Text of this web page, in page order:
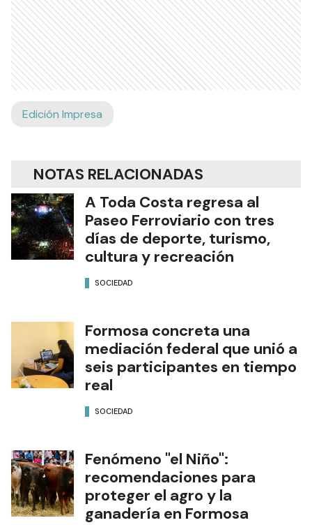
Edición Impresa
NOTAS RELACIONADAS
A Toda Costa regresa al
Paseo Ferroviario con tres
días de deporte, turismo,
cultura y recreación
SOCIEDAD
Formosa concreta una
mediación federal que unió a
seis participantes en tiempo
real
SOCIEDAD
Fenómeno "el Niño":
recomendaciones para
proteger el agro y la
ganadería en Formosa